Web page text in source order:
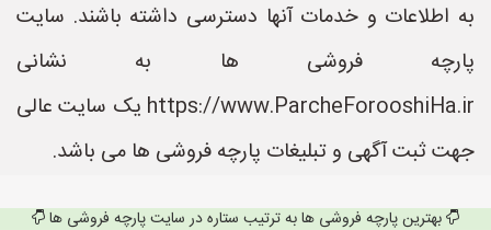
به اطلاعات و خدمات آنها دسترسی داشته باشند. سایت
پارچه فروشی ها به نشانی
https://www.ParcheForooshiHa.ir یک سایت عالی
جهت ثبت آگهی و تبلیغات پارچه فروشی ها می باشد.
بهترین پارچه فروشی ها به ترتیب ستاره در سایت پارچه فروشی ها